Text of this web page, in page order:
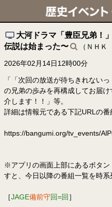
大河ドラマ「豊臣兄弟！
伝説は始まった〜
（ＮＨＫ
2026年02月14日12時00分
「「次回の放送が待ちきれない
の兄弟の歩みを再構成してお届
介します！！」等。
詳細は情報元である下記URLの番
https://bangumi.org/tv_events/
※アプリの画面上部にあるボタ
すと、今日以降の番組一覧を時系
［JAGE備前守回=回 ］